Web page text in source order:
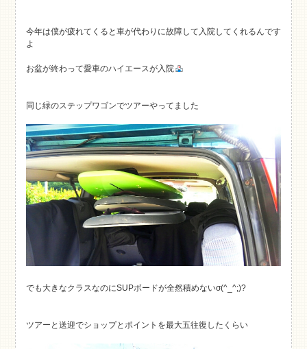
今年は僕が疲れてくると車が代わりに故障して入院してくれるんです
よ
お盆が終わって愛車のハイエースが入院
同じ緑のステップワゴンでツアーやってました
でも大きなクラスなのにSUPボードが全然積めないσ(^_^;)?
ツアーと送迎でショップとポイントを最大五往復したくらい